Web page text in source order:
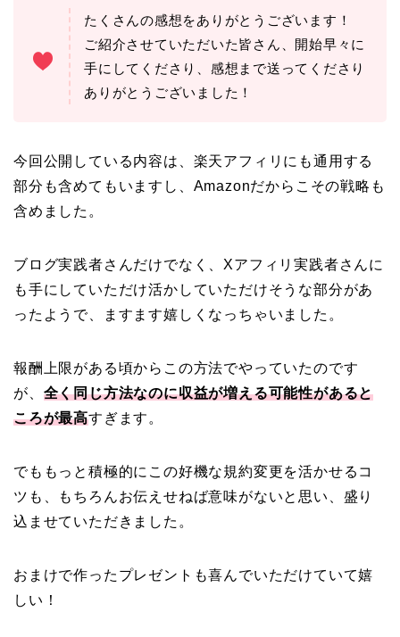
たくさんの感想をありがとうございます！
ご紹介させていただいた皆さん、開始早々に
手にしてくださり、感想まで送ってくださり
ありがとうございました！
今回公開している内容は、楽天アフィリにも通用する
部分も含めてもいますし、Amazonだからこその戦略も
含めました。
ブログ実践者さんだけでなく、Xアフィリ実践者さんに
も手にしていただけ活かしていただけそうな部分があ
ったようで、ますます嬉しくなっちゃいました。
報酬上限がある頃からこの方法でやっていたのです
が、 全く同じ方法なのに収益が増える可能性があると
ころが最高すぎます。
でももっと積極的にこの好機な規約変更を活かせるコ
ツも、もちろんお伝えせねば意味がないと思い、盛り
込ませていただきました。
おまけで作ったプレゼントも喜んでいただけていて嬉
しい！